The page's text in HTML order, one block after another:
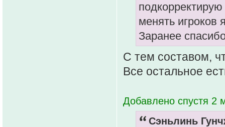
менять игроков
Заранее
С тем составом,
Все остальное
Добавлено спустя 2
Сэньлинь